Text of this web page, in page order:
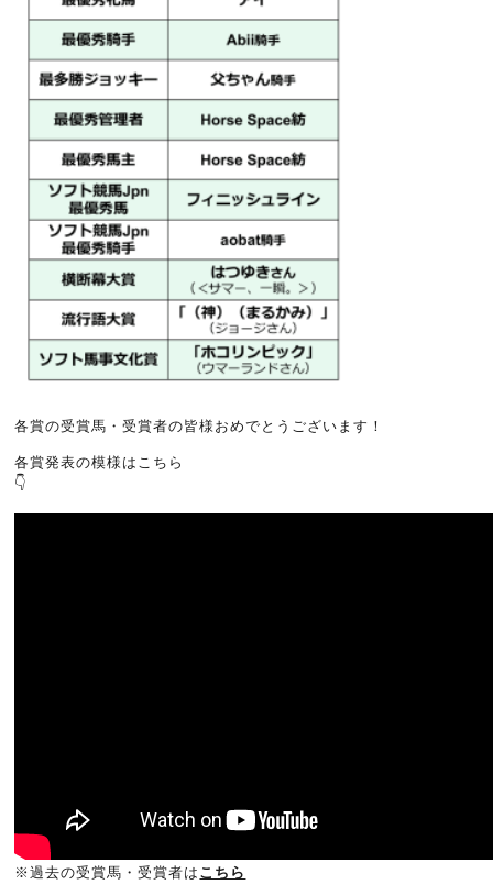
各賞の受賞馬・受賞者の皆様おめでとうございます！
各賞発表の模様はこちら
👇
※過去の受賞馬・受賞者は こちら